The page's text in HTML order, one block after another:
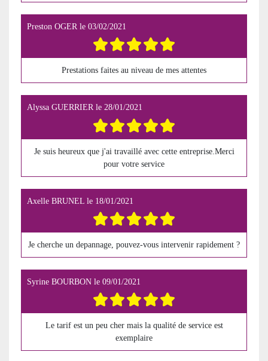
Preston OGERle 03/02/2021
Prestations faites au niveau de mes attentes
Alyssa GUERRIERle 28/01/2021
Je suis heureux que j'ai travaillé avec cette entreprise.Merci
pour votre service
Axelle BRUNEL le 18/01/2021
Je cherche un depannage, pouvez-vous intervenir rapidement ?
Syrine BOURBON le 09/01/2021
Le tarif est un peu cher mais la qualité de service est
exemplaire